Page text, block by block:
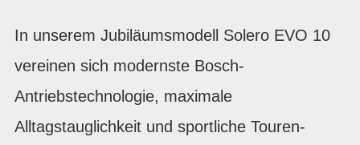
In unserem Jubiläumsmodell Solero EVO 10
vereinen sich modernste Bosch-
Antriebstechnologie, maximale
Alltagstauglichkeit und sportliche Touren-